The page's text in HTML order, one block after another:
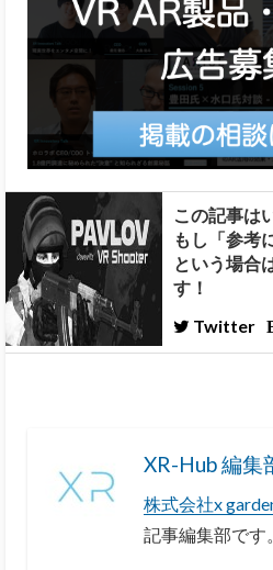
この記事は
もし「参考
という場合
す！
Twitter
XR-Hub 編集
株式会社x
記事編集部です。